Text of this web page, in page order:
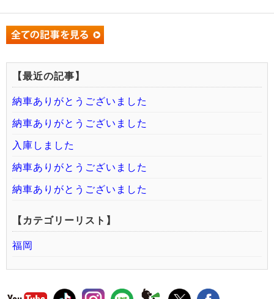
【最近の記事】
納車ありがとうございました
納車ありがとうございました
入庫しました
納車ありがとうございました
納車ありがとうございました
【カテゴリーリスト】
福岡